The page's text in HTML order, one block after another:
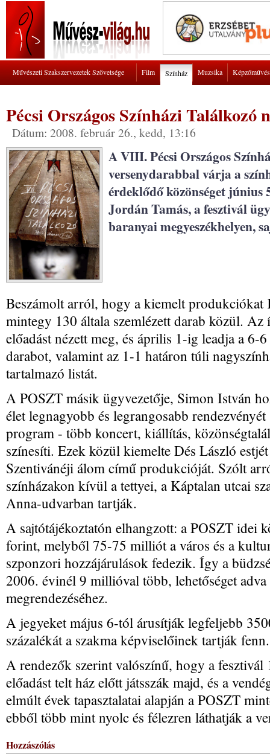
Művészeti Szakszervezetek Szövetsége Film Színház Muzsika
Pécsi Országos Színházi Találkozó
Dátum: 2008. február 26., kedd, 13:16
A VIII. Pécsi Országos
versenydarabbal várja a
érdeklődő közönséget június
Jordán Tamás, a fesztivál
baranyai megyeszékhelyen,
Beszámolt arról, hogy a kiemelt
mintegy 130 általa szemlézett darab közül.
előadást nézett meg, és április 1-ig leadja a 6-
darabot, valamint az 1-1 határon túli
tartalmazó listát.
A POSZT másik ügyvezetője, Simon István
élet legnagyobb és legrangosabb
program - több koncert, kiállítás,
színesíti. Ezek közül kiemelte Dés László
Szentivánéji álom című produkcióját. Szólt
színházakon kívül a tettyei, a Káptalan utcai
Anna-udvarban tartják.
A sajtótájékoztatón elhangzott: a POSZT idei
forint, melyből 75-75 milliót a város és a
szponzori hozzájárulások fedezik. Így a
2006. évinél 9 millióval több, lehetőséget
megrendezéséhez.
A jegyeket május 6-tól árusítják legfeljebb
százalékát a szakma képviselőinek tartják fenn.
A rendezők szerint valószínű, hogy a fesztivál
előadást telt ház előtt játsszák majd, és a
elmúlt évek tapasztalatai alapján a POSZT
ebből több mint nyolc és félezren láthatják a
Hozzászólás